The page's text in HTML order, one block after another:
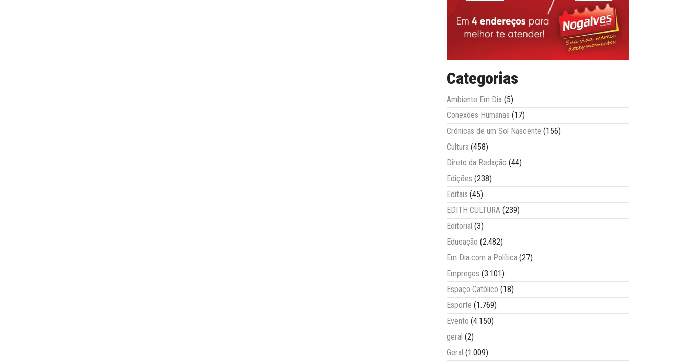
Categorias
Ambiente Em Dia (5)
Conexões Humanas (17)
Crônicas de um Sol Nascente (156)
Cultura (458)
Direto da Redação (44)
Edições (238)
Editais (45)
EDITH CULTURA (239)
Editorial (3)
Educação (2.482)
Em Dia com a Política (27)
Empregos (3.101)
Espaço Católico (18)
Esporte (1.769)
Evento (4.150)
geral (2)
Geral (1.009)